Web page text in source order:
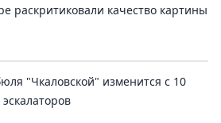
раскритиковали качество картины
"Чкаловской" изменится с 10